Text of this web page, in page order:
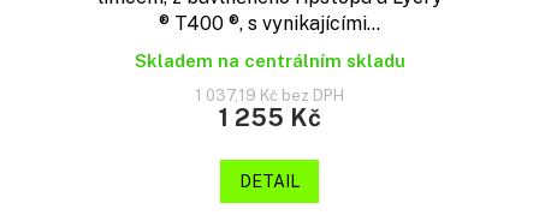
® T400 ®, s vynikajícími...
Skladem na centrálním skladu
1 037,19 Kč bez DPH
1 255 Kč
DETAIL